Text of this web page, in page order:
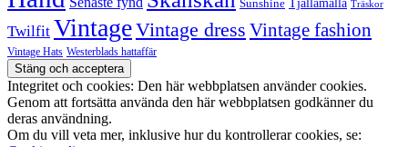
Sunshine Träskor
Twilfit VintageVintage dress Vintage fashion
Vintage Hats Westerblads hattaffär
Integritet och cookies: Den här webbplatsen använder cookies.
Genom att fortsätta använda den här webbplatsen godkänner du
deras användning.
Om du vill veta mer, inklusive hur du kontrollerar cookies, se: